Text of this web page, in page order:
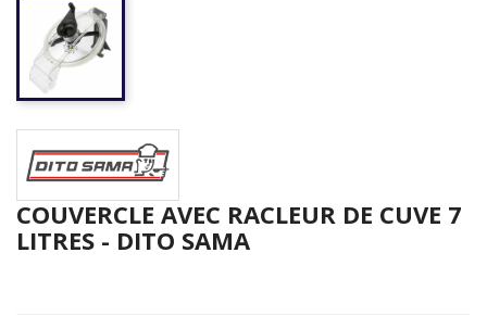
COUVERCLE AVEC RACLEUR DE CUVE 7
LITRES - DITO SAMA